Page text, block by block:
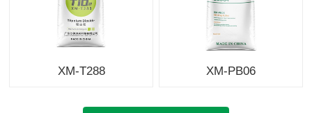
XM-T288 XM-PB06